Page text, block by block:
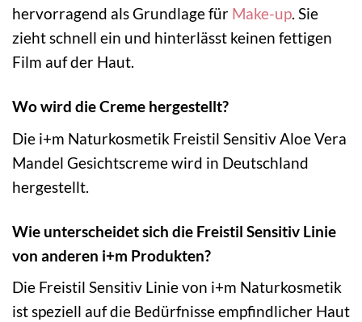
hervorragend als Grundlage für Make-up. Sie
zieht schnell ein und hinterlässt keinen fettigen
Film auf der Haut.
Wo wird die Creme hergestellt?
Die i+m Naturkosmetik Freistil Sensitiv Aloe Vera
Mandel Gesichtscreme wird in Deutschland
hergestellt.
Wie unterscheidet sich die Freistil Sensitiv Linie
von anderen i+m Produkten?
Die Freistil Sensitiv Linie von i+m Naturkosmetik
ist speziell auf die Bedürfnisse empfindlicher Haut